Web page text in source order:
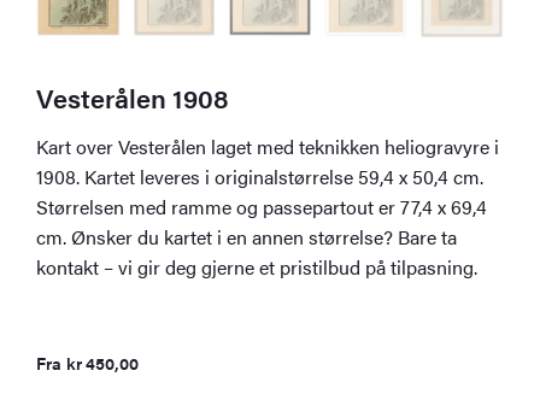
Vesterålen 1908
Kart over Vesterålen laget med teknikken heliogravyre i
1908. Kartet leveres i originalstørrelse 59,4 x 50,4 cm.
Størrelsen med ramme og passepartout er 77,4 x 69,4
cm. Ønsker du kartet i en annen størrelse? Bare ta
kontakt – vi gir deg gjerne et pristilbud på tilpasning.
Fra kr450,00